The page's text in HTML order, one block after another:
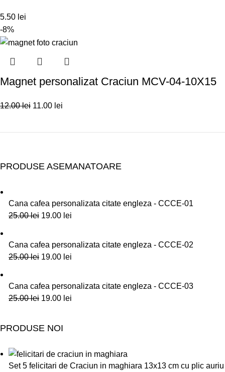
5.50 lei
-8%
Magnet personalizat Craciun MCV-04-10X15
12.00lei 11.00 lei
PRODUSE ASEMANATOARE
Cana cafea personalizata citate engleza - CCCE-01
25.00lei 19.00 lei
Cana cafea personalizata citate engleza - CCCE-02
25.00lei 19.00 lei
Cana cafea personalizata citate engleza - CCCE-03
25.00lei 19.00 lei
PRODUSE NOI
Set 5 felicitari de Craciun in maghiara 13x13 cm cu plic auriu